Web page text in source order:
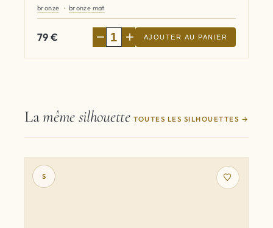
bronze bronze mat
79€ − + AJOUTER AU PANIER
Lamême silhouette TOUTES LES SILHOUETTES
S